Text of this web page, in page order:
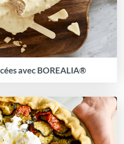
avec BOREALIA®